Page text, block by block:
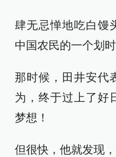
肆无忌惮地吃白馒
中国农民的一个划时
那时候，田井安代
为，终于过上了好
梦想！
但很快，他就发现，